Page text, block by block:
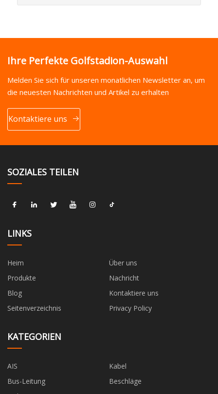
Ihre Perfekte Golfstadion-Auswahl
Melden Sie sich für unseren monatlichen Newsletter an, um
die neuesten Nachrichten und Artikel zu erhalten
Kontaktiere uns
SOZIALES TEILEN
LINKS
Heim
Über uns
Produkte
Nachricht
Blog
Kontaktiere uns
Seitenverzeichnis
Privacy Policy
KATEGORIEN
AIS
Kabel
Bus-Leitung
Beschläge